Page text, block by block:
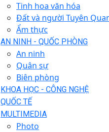
Tinh hoa văn hóa
Đất và người Tuyên
Ẩm thực
AN NINH - QUỐC PHÒNG
An ninh
Quân sự
Biên phòng
KHOA HỌC - CÔNG NGHỆ
QUỐC TẾ
MULTIMEDIA
Photo